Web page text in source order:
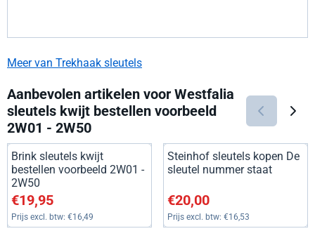
Meer van Trekhaak sleutels
Aanbevolen artikelen voor Westfalia
sleutels kwijt bestellen voorbeeld
2W01 - 2W50
Brink sleutels kwijt
bestellen voorbeeld 2W01 -
2W50
Prijs: 19,95, exclusief btw: 16,49
€19,95
Prijs excl. btw: €16,49
Steinhof sleutels kopen De
sleutel nummer staat
Prijs: 20,00, exclusief btw:
€20,00
Prijs excl. btw: €16,53